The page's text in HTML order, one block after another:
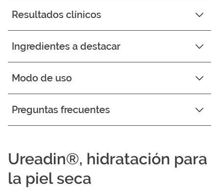
Resultados clínicos
Ingredientes a destacar
Modo de uso
Preguntas frecuentes
Ureadin®, hidratación para
la piel seca